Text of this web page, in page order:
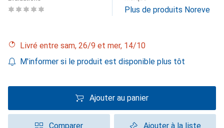
Plus de produits Noreve
Livré entre sam, 26/9 et mer, 14/10
M'informer si le produit est disponible plus tôt
Ajouter au panier
Comparer Ajouter à la liste